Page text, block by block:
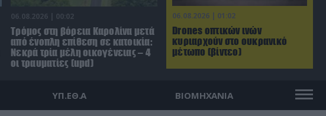
06.08.2026 | 01:02
Drones οπτικών ινών
κυριαρχούν στο ουκρανικό
μέτωπο (βίντεο)
06.08.2026 | 00:02
Τρόμος στη βόρεια Καρολίνα μετά
από ένοπλη επίθεση σε κατοικία:
Νεκρά τρία μέλη οικογένειας – 4
οι τραυματίες (upd)
ΥΠ.ΕΘ.Α ΒΙΟΜΗΧΑΝΙΑ